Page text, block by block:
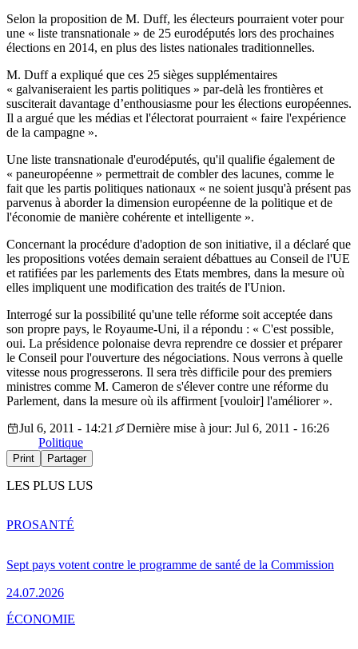
Selon la proposition de M. Duff, les électeurs pourraient voter pour
une « liste transnationale » de 25 eurodéputés lors des prochaines
élections en 2014, en plus des listes nationales traditionnelles.
M. Duff a expliqué que ces 25 sièges supplémentaires
« galvaniseraient les partis politiques » par-delà les frontières et
susciterait davantage d’enthousiasme pour les élections européennes.
Il a argué que les médias et l'électorat pourraient « faire l'expérience
de la campagne ».
Une liste transnationale d'eurodéputés, qu'il qualifie également de
« paneuropéenne » permettrait de combler des lacunes, comme le
fait que les partis politiques nationaux « ne soient jusqu'à présent pas
parvenus à aborder la dimension européenne de la politique et de
l'économie de manière cohérente et intelligente ».
Concernant la procédure d'adoption de son initiative, il a déclaré que
les propositions votées demain seraient débattues au Conseil de l'UE
et ratifiées par les parlements des Etats membres, dans la mesure où
elles impliquent une modification des traités de l'Union.
Interrogé sur la possibilité qu'une telle réforme soit acceptée dans
son propre pays, le Royaume-Uni, il a répondu : « C'est possible,
oui. La présidence polonaise devra reprendre ce dossier et préparer
le Conseil pour l'ouverture des négociations. Nous verrons à quelle
vitesse nous progresserons. Il sera très difficile pour des premiers
ministres comme M. Cameron de s'élever contre une réforme du
Parlement, dans la mesure où ils affirment [vouloir] l'améliorer ».
Jul 6, 2011 - 14:21
Dernière mise à jour: Jul 6, 2011 - 16:26
Politique
Print Partager
LES PLUS LUS
Sept pays votent contre le programme de santé de la Commission
24.07.2026
PROSANTÉ
ÉCONOMIE